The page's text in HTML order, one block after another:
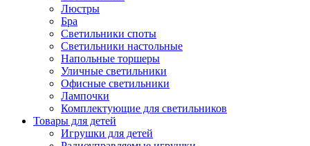
Люстры
Бра
Светильники споты
Светильники настольные
Напольные торшеры
Уличные светильники
Офисные светильники
Лампочки
Комплектующие для светильников
Товары для детей
Игрушки для детей